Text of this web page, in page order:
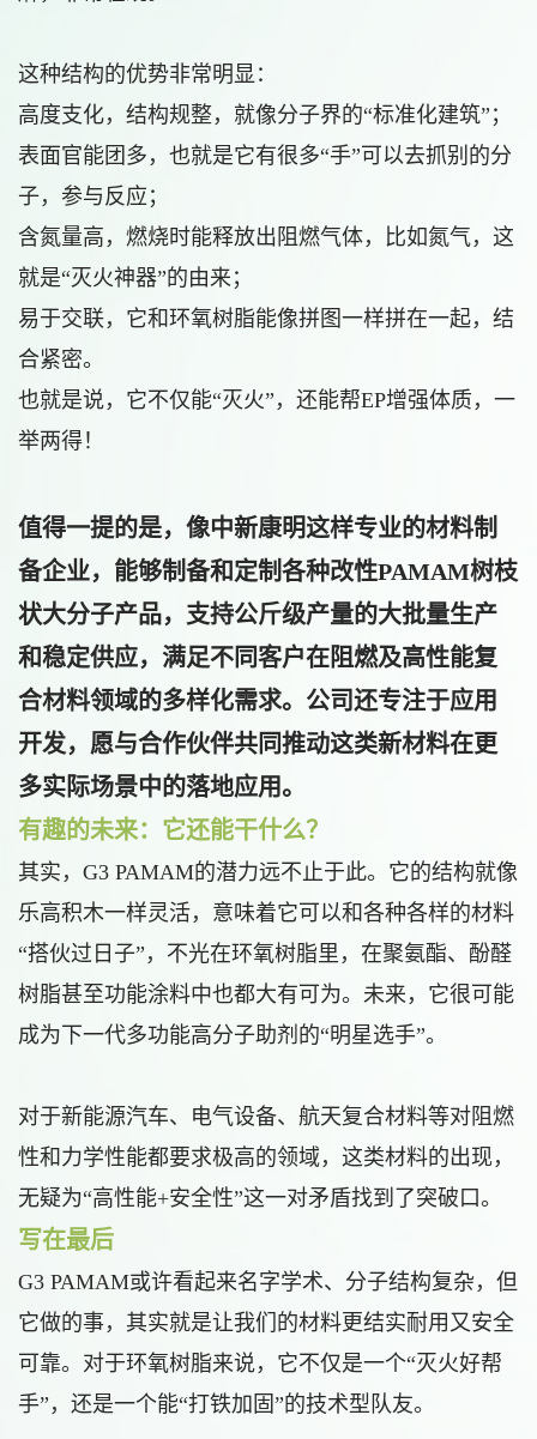
这种结构的优势非常明显：
高度支化，结构规整，就像分子界的“标准化建筑”；
表面官能团多，也就是它有很多“手”可以去抓别的分
子，参与反应；
含氮量高，燃烧时能释放出阻燃气体，比如氮气，这
就是“灭火神器”的由来；
易于交联，它和环氧树脂能像拼图一样拼在一起，结
合紧密。
也就是说，它不仅能“灭火”，还能帮EP增强体质，一
举两得！
值得一提的是，像中新康明这样专业的材料制
备企业，能够制备和定制各种改性PAMAM树枝
状大分子产品，支持公斤级产量的大批量生产
和稳定供应，满足不同客户在阻燃及高性能复
合材料领域的多样化需求。公司还专注于应用
开发，愿与合作伙伴共同推动这类新材料在更
多实际场景中的落地应用。
有趣的未来：它还能干什么？
其实，G3 PAMAM的潜力远不止于此。它的结构就像
乐高积木一样灵活，意味着它可以和各种各样的材料
“搭伙过日子”，不光在环氧树脂里，在聚氨酯、酚醛
树脂甚至功能涂料中也都大有可为。未来，它很可能
成为下一代多功能高分子助剂的“明星选手”。
对于新能源汽车、电气设备、航天复合材料等对阻燃
性和力学性能都要求极高的领域，这类材料的出现，
无疑为“高性能+安全性”这一对矛盾找到了突破口。
写在最后
G3 PAMAM或许看起来名字学术、分子结构复杂，但
它做的事，其实就是让我们的材料更结实耐用又安全
可靠。对于环氧树脂来说，它不仅是一个“灭火好帮
手”，还是一个能“打铁加固”的技术型队友。